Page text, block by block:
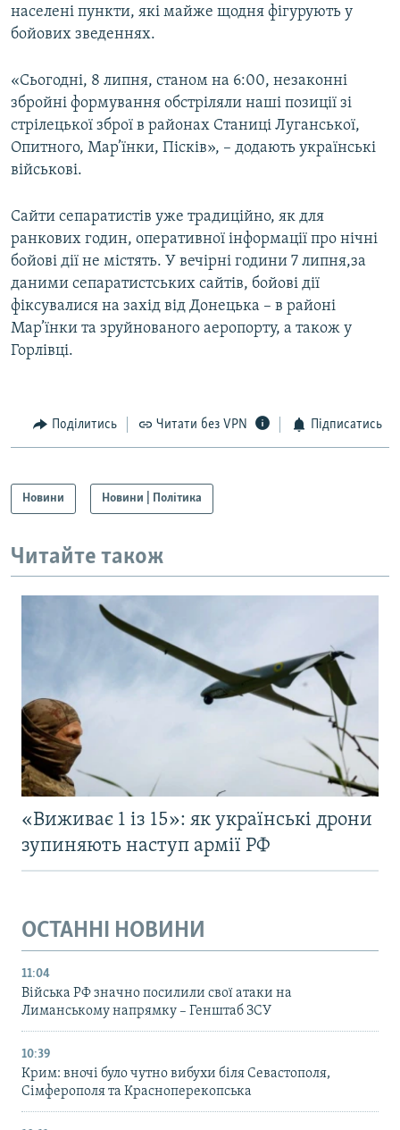
населені пункти, які майже щодня фігурують у
бойових зведеннях.
«Сьогодні, 8 липня, станом на 6:00, незаконні
збройні формування обстріляли наші позиції зі
стрілецької зброї в районах Станиці Луганської,
Опитного, Мар’їнки, Пісків», – додають українські
військові.
Сайти сепаратистів уже традиційно, як для
ранкових годин, оперативної інформації про нічні
бойові дії не містять. У вечірні години 7 липня,за
даними сепаратистських сайтів, бойові дії
фіксувалися на захід від Донецька – в районі
Мар’їнки та зруйнованого аеропорту, а також у
Горлівці.
Поділитись Читати без VPN Підписатись
Новини Новини | Політика
Читайте також
«Виживає 1 із 15»: як українські дрони
зупиняють наступ армії РФ
ОСТАННІ НОВИНИ
11:04
Війська РФ значно посилили свої атаки на
Лиманському напрямку – Генштаб ЗСУ
10:39
Крим: вночі було чутно вибухи біля Севастополя,
Сімферополя та Красноперекопська